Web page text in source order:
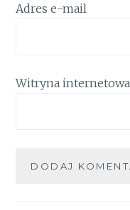
Adres e-mail
Witryna internetowa